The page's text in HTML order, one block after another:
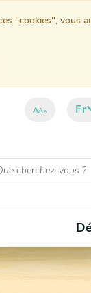
AAA Fr
"cookies", vous